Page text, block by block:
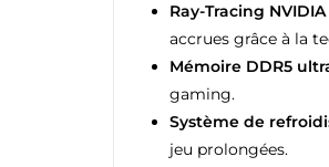
Ray-Tracing
accrues grâce à la
Mémoire DDR5
gaming.
Système de
jeu prolongées.